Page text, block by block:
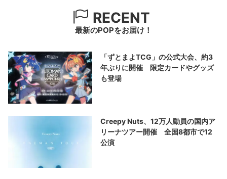
RECENT
最新のPOPをお届け！
「ずとまよTCG」の公式大会、約3
年ぶりに開催 限定カードやグッズ
も登場
Creepy Nuts、12万人動員の国内ア
リーナツアー開催 全国8都市で12
公演